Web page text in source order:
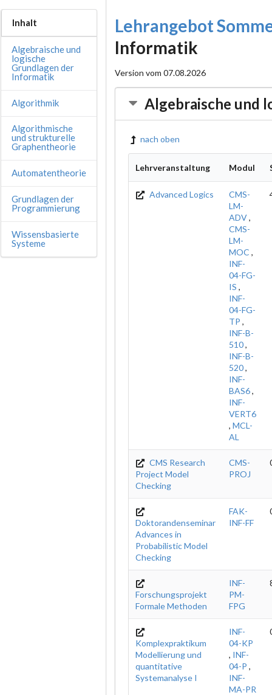
Inhalt
Algebraische und
logische
Grundlagen der
Informatik
Algorithmik
Algorithmische
und strukturelle
Graphentheorie
Automatentheorie
Grundlagen der
Programmierung
Wissensbasierte
Systeme
Lehrangebot
Informatik
Version vom 07.08.2026
Algebraische und
nach oben
Lehrveranstaltung Modul
Advanced Logics
CMS-
LM-
ADV,
CMS-
LM-
MOC ,
INF-
04-FG-
IS ,
INF-
04-FG-
TP ,
INF-B-
510,
INF-B-
520,
INF-
BAS6,
INF-
VERT6
, MCL-
AL
CMS Research
Project Model
Checking
CMS-
PROJ
Doktorandenseminar
Advances in
Probabilistic Model
Checking
FAK-
INF-FF
Forschungsprojekt
Formale Methoden
INF-
PM-
FPG
Komplexpraktikum
Modellierung und
quantitative
Systemanalyse I
INF-
04-KP
, INF-
04-P ,
INF-
MA-PR